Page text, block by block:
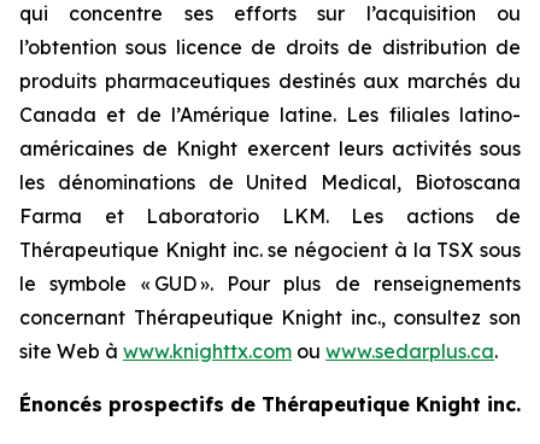
qui concentre ses efforts sur l’acquisition ou
l’obtention sous licence de droits de distribution de
produits pharmaceutiques destinés aux marchés du
Canada et de l’Amérique latine. Les filiales latino-
américaines de Knight exercent leurs activités sous
les dénominations de United Medical, Biotoscana
Farma et Laboratorio LKM. Les actions de
Thérapeutique Knight inc. se négocient à la TSX sous
le symbole « GUD ». Pour plus de renseignements
concernant Thérapeutique Knight inc., consultez son
site Web à www.knighttx.com ou www.sedarplus.ca.
Énoncés prospectifs de Thérapeutique Knight inc.